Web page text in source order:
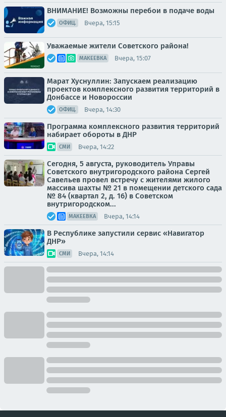
ВНИМАНИЕ! Возможны перебои в подаче воды
ОФИЦ. Вчера, 15:15
Уважаемые жители Советского района!
МАКЕЕВКА Вчера, 15:07
Марат Хуснуллин: Запускаем реализацию
проектов комплексного развития территорий в
Донбассе и Новороссии
ОФИЦ. Вчера, 14:30
Программа комплексного развития территорий
набирает обороты в ДНР
СМИ Вчера, 14:22
Сегодня, 5 августа, руководитель Управы
Советского внутригородского района Сергей
Савельев провел встречу с жителями жилого
массива шахты № 21 в помещении детского сада
№ 84 (квартал 2, д. 16) в Советском
внутригородском...
МАКЕЕВКА Вчера, 14:14
В Республике запустили сервис «Навигатор
ДНР»
СМИ Вчера, 14:14